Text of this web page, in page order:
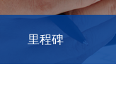
里程碑